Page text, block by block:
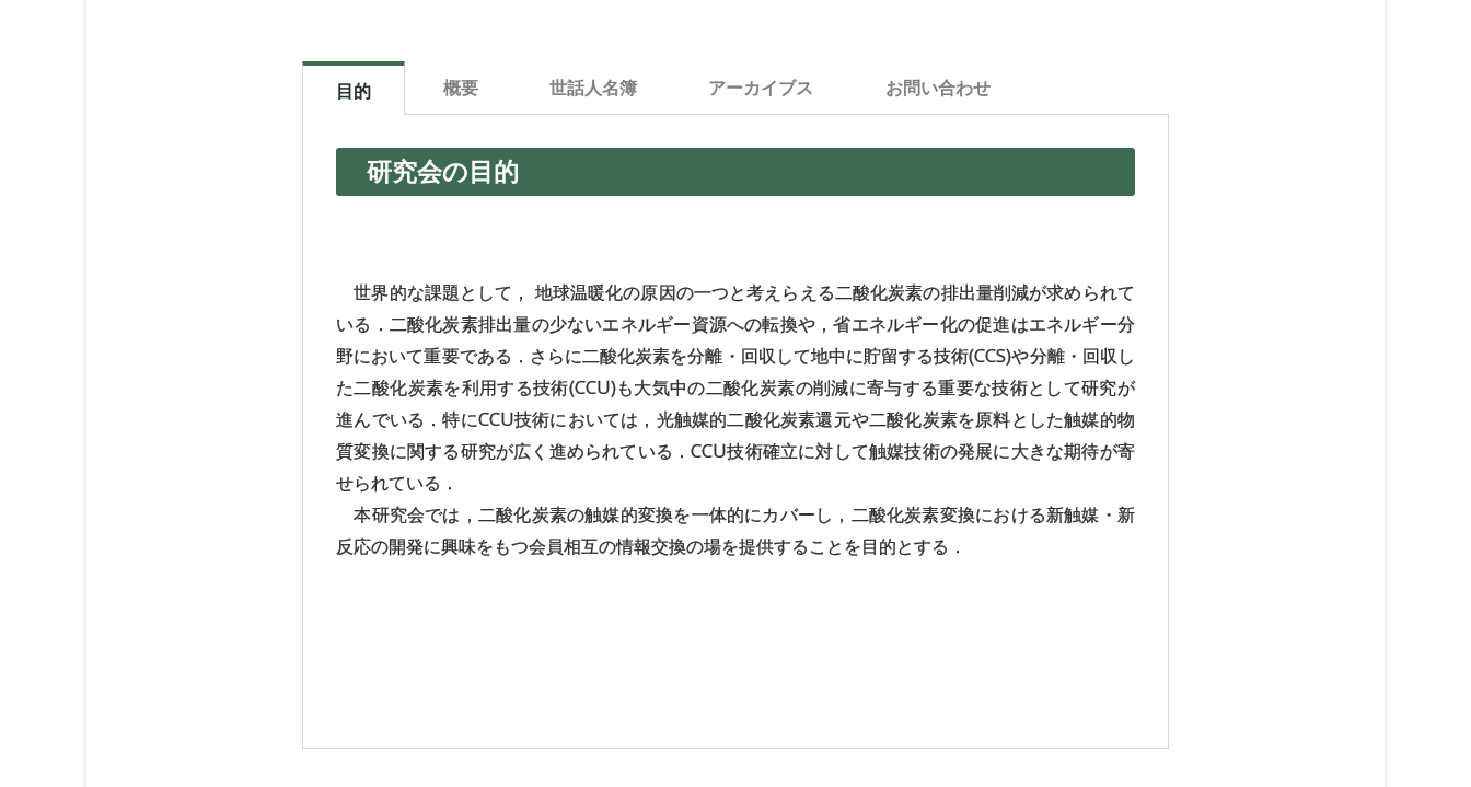
目的 概要 世話人名簿 アーカイブス お問い合わせ
研究会の目的
世界的な課題として， 地球温暖化の原因の一つと考えらえる二酸化炭素の排出量削減が求められて
いる．二酸化炭素排出量の少ないエネルギー資源への転換や，省エネルギー化の促進はエネルギー分
野において重要である．さらに二酸化炭素を分離・回収して地中に貯留する技術(CCS)や分離・回収し
た二酸化炭素を利用する技術(CCU)も大気中の二酸化炭素の削減に寄与する重要な技術として研究が
進んでいる．特にCCU技術においては，光触媒的二酸化炭素還元や二酸化炭素を原料とした触媒的物
質変換に関する研究が広く進められている．CCU技術確立に対して触媒技術の発展に大きな期待が寄
せられている．
本研究会では，二酸化炭素の触媒的変換を一体的にカバーし，二酸化炭素変換における新触媒・新
反応の開発に興味をもつ会員相互の情報交換の場を提供することを目的とする．